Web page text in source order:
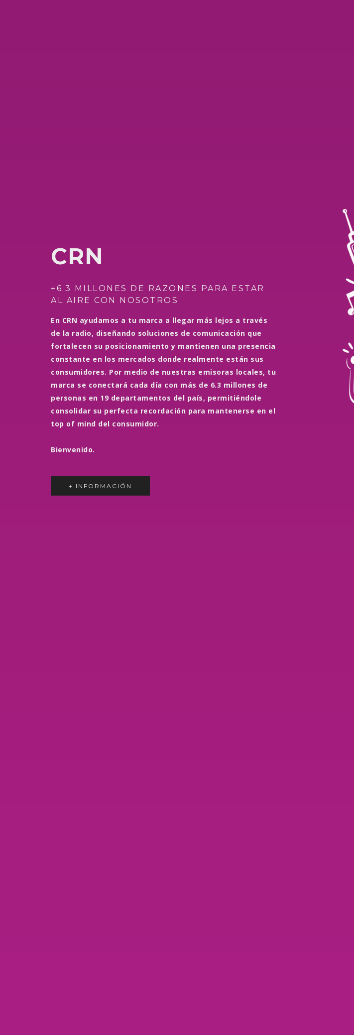
CRN
+6.3 MILLONES DE RAZONES PARA ESTAR
AL AIRE CON NOSOTROS
En CRN ayudamos a tu marca a llegar más lejos a través
de la radio, diseñando soluciones de comunicación que
fortalecen su posicionamiento y mantienen una presencia
constante en los mercados donde realmente están sus
consumidores. Por medio de nuestras emisoras locales, tu
marca se conectará cada día con más de 6.3 millones de
personas en 19 departamentos del país, permitiéndole
consolidar su perfecta recordación para mantenerse en el
top of mind del consumidor.
Bienvenido.
+ INFORMACIÓN